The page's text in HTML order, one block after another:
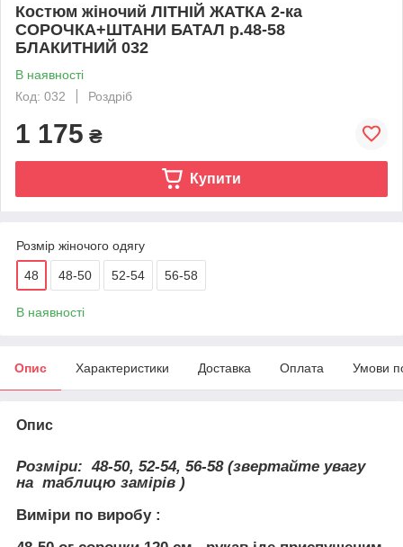
Костюм жіночий ЛІТНІЙ ЖАТКА 2-ка
СОРОЧКА+ШТАНИ БАТАЛ р.48-58
БЛАКИТНИЙ 032
В наявності
Код: 032
Роздріб
1 175 ₴
Купити
Розмір жіночого одягу
48 48-50 52-54 56-58
В наявності
Опис Характеристики Доставка Оплата Умови
Опис
Розміри: 48-50, 52-54, 56-58 (звертайте увагу
на таблицю замірів )
Виміри по виробу :